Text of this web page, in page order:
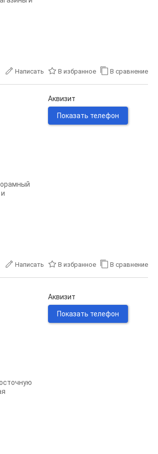
Написать В избранное В сравнение
Аквизит
Показать телефон
Написать В избранное В сравнение
Аквизит
Показать телефон